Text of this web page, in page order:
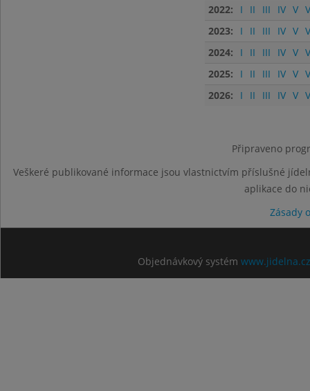
2022:
I II III IV V
2023:
I II III IV V
2024:
I II III IV V
2025:
I II III IV V
2026:
I II III IV V
Připraveno
Veškeré publikované informace jsou vlastnictvím příslušné
aplikace do
Zásady
Objednávkový systém www.jidelna.cz